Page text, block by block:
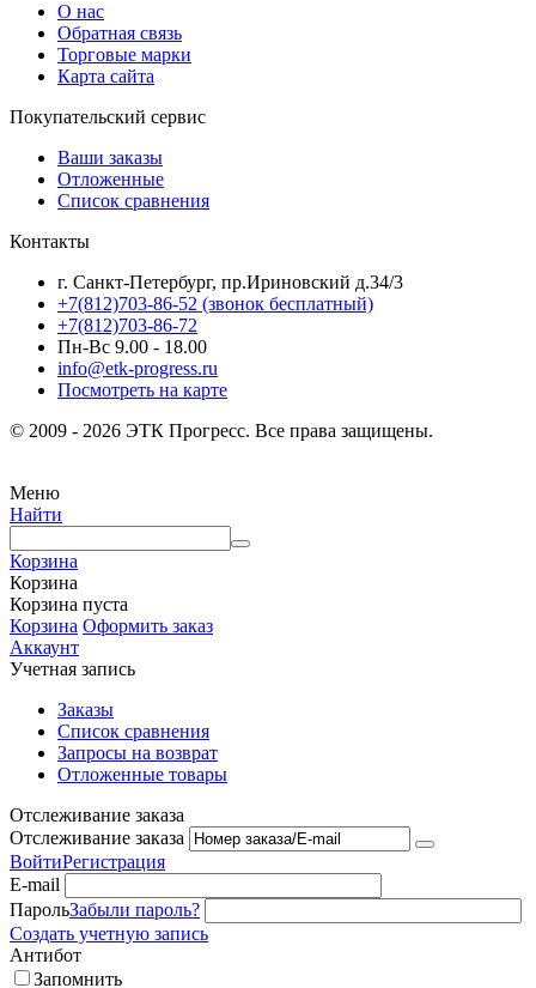
О нас
Обратная связь
Торговые марки
Карта сайта
Покупательский сервис
Ваши заказы
Отложенные
Список сравнения
Контакты
г. Санкт-Петербург, пр.Ириновский д.34/3
+7(812)703-86-52 (звонок бесплатный)
+7(812)703-86-72
Пн-Вс 9.00 - 18.00
info@etk-progress.ru
Посмотреть на карте
© 2009 - 2026 ЭТК Прогресс. Все права защищены.
Меню
Найти
Корзина
Корзина
Корзина пуста
Корзина Оформить заказ
Аккаунт
Учетная запись
Заказы
Список сравнения
Запросы на возврат
Отложенные товары
Отслеживание заказа
Отслеживание заказа
ВойтиРегистрация
E-mail
ПарольЗабыли пароль?
Создать учетную запись
Антибот
Запомнить